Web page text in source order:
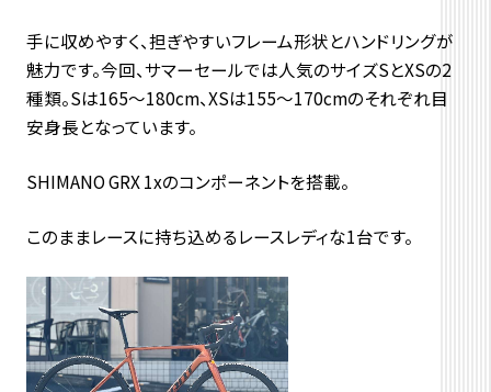
手に収めやすく、担ぎやすいフレーム形状とハンドリングが
魅力です。今回、サマーセールでは人気のサイズSとXSの2
種類。Sは165～180cm、XSは155～170cmのそれぞれ目
安身長となっています。
SHIMANO GRX 1xのコンポーネントを搭載。
このままレースに持ち込めるレースレディな1台です。